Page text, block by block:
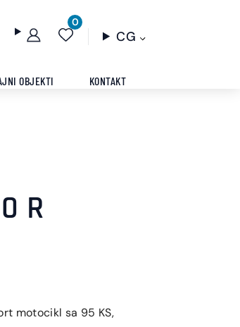
0
CG
OBJEKTI KONTAKT
R
motocikl sa 95 KS,